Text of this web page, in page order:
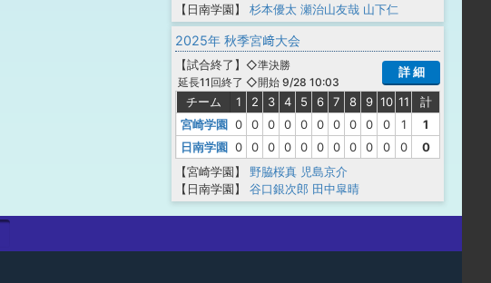
【日南学園】
杉本優太 瀬治山友哉 山下仁
2025年 秋季宮﨑大会
【試合終了 】
延長11回終了
◇準決勝
◇開始 9/28 10:03
詳 細
チーム 1 2 3 4 5 6 7 8 9 10 11
計
宮崎学園 0 0 0 0 0 0 0 0 0 0 1
1
日南学園 0 0 0 0 0 0 0 0 0 0 0
0
【宮崎学園】
野脇桜真 児島京介
【日南学園】
谷口銀次郎 田中皐晴